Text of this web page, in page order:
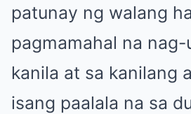
patunay ng walang
pagmamahal na nag-
kanila at sa kanilang
isang paalala na sa